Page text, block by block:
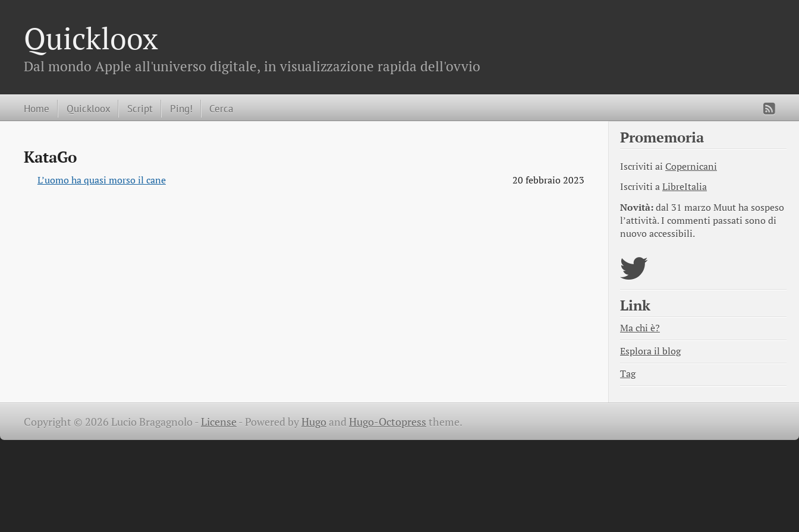
Quickloox
Dal mondo Apple all'universo digitale, in visualizzazione rapida dell'ovvio
Home Quickloox Script Ping! Cerca
KataGo
L’uomo ha quasi morso il cane 20 febbraio 2023
Promemoria
Iscriviti ai Copernicani
Iscriviti aLibreItalia
Novità:dal 31 marzo Muut ha sospeso
l’attività. I commenti passati sono di
nuovo accessibili.
Link
Ma chi è?
Esplora il blog
Tag
Copyright © 2026 Lucio Bragagnolo -License -Powered byHugoandHugo-Octopress theme.